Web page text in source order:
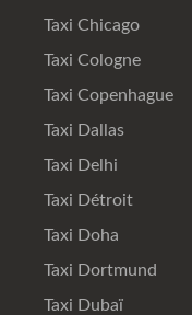
Taxi Chicago
Taxi Cologne
Taxi Copenhague
Taxi Dallas
Taxi Delhi
Taxi Détroit
Taxi Doha
Taxi Dortmund
Taxi Dubaï